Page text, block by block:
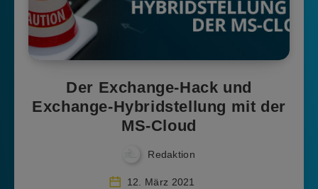
Der Exchange-Hack und
Exchange-Hybridstellung mit der
MS-Cloud
Redaktion
12. März 2021